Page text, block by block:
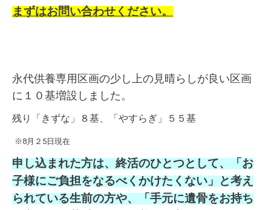
まずはお問い合わせください。
永代供養専用区画の少し上の見晴らしが良い区画
に１０基増設しました。
残り「きずな」８基、「やすらぎ」５５基
※8月２5日現在
申し込まれた方は、終活のひとつとして、「お
子様にご負担をなるべくかけたくない」と考え
られている生前の方や、「手元に遺骨をお持ち